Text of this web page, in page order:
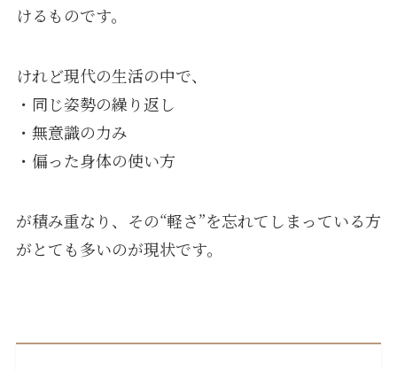
けるものです。
けれど現代の生活の中で、
・同じ姿勢の繰り返し
・無意識の力み
・偏った身体の使い方
が積み重なり、その“軽さ”を忘れてしまっている方
がとても多いのが現状です。